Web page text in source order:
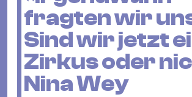
fragten wir
Sind wir jetzt
Zirkus oder
Nina Wey